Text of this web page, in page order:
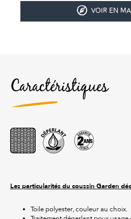
VOIR EN
Caractéristiques
Les particularités du coussin Garden
Toile polyester, couleur au choix.